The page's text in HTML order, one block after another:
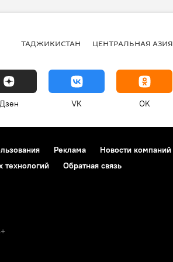
ТАДЖИКИСТАН ЦЕНТРАЛЬНАЯ АЗИЯ
Дзен VK OK
Реклама Новости компаний
технологий
Обратная связь